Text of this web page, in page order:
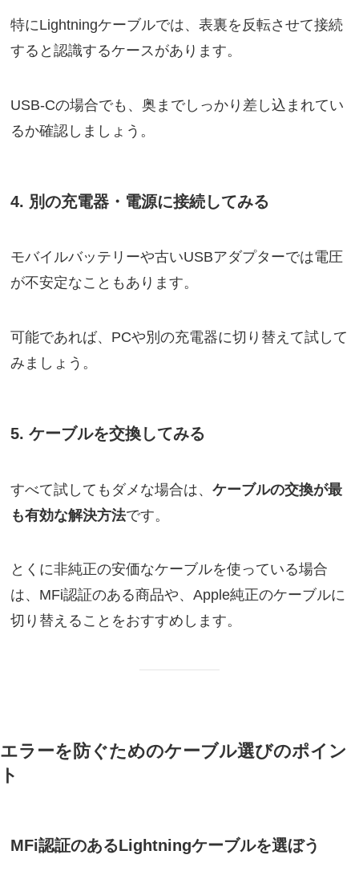
特にLightningケーブルでは、表裏を反転させて接続
すると認識するケースがあります。
USB-Cの場合でも、奥までしっかり差し込まれてい
るか確認しましょう。
4. 別の充電器・電源に接続してみる
モバイルバッテリーや古いUSBアダプターでは電圧
が不安定なこともあります。
可能であれば、PCや別の充電器に切り替えて試して
みましょう。
5. ケーブルを交換してみる
すべて試してもダメな場合は、ケーブルの交換が最
も有効な解決方法です。
とくに非純正の安価なケーブルを使っている場合
は、MFi認証のある商品や、Apple純正のケーブルに
切り替えることをおすすめします。
エラーを防ぐためのケーブル選びのポイン
ト
MFi認証のあるLightningケーブルを選ぼう